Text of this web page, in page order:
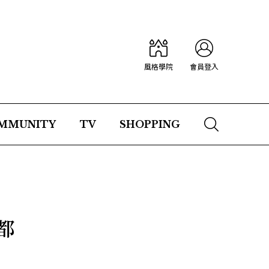
風格學院 會員登入
TV SHOPPING